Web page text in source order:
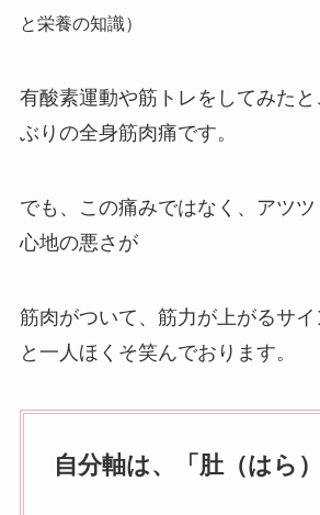
と栄養の知識）
有酸素運動や筋トレをしてみた
ぶりの全身筋肉痛です。
でも、この痛みではなく、アツ
心地の悪さが
筋肉がついて、筋力が上がるサイ
と一人ほくそ笑んでおります。
自分軸は、「肚（はら